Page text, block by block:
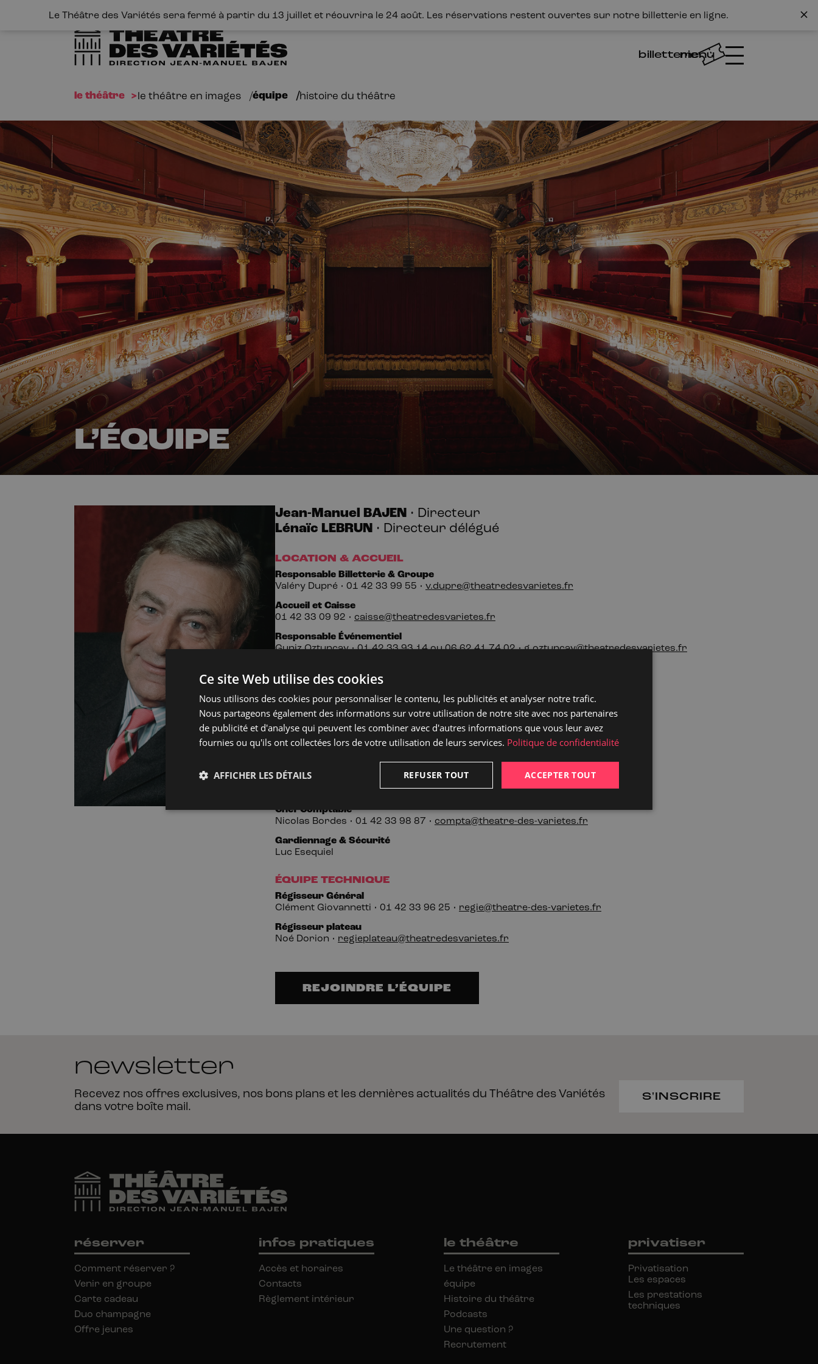
billetterie
le théâtre le théâtre en images équipe histoire du théâtre
L’ÉQUIPE
Jean-Manuel BAJEN • Directeur
Lénaïc LEBRUN • Directeur délégué
LOCATION & ACCUEIL
Responsable Billetterie & Groupe
Valéry Dupré • 01 42 33 99 55 • v.dupre@theatredesvarietes.fr
Accueil et Caisse
01 42 33 09 92 • caisse@theatredesvarietes.fr
Responsable Événementiel
Guniz Oztuncay • 01 42 33 93 14 ou 06 62 41 74 02 •g.oztuncay@theatredesvarietes.fr
PRODUCTION & COMMUNICATION
Directeur Délégué
Lénaïc Lebrun •l.lebrun@theatredesvarietes.fr
Production / Administration
Chloé Michel •production@theatre-des-varietes.fr
communication@theatredesvarietes.fr
Chef Comptable
Nicolas Bordes • 01 42 33 98 87 • compta@theatre-des-varietes.fr
Gardiennage & Sécurité
Luc Esequiel
ÉQUIPE TECHNIQUE
Régisseur Général
Clément Giovannetti • 01 42 33 96 25 • regie@theatre-des-varietes.fr
Régisseur plateau
Noé Dorion • regieplateau@theatredesvarietes.fr
REJOINDRE L’ÉQUIPE
newsletter
Recevez nos offres exclusives, nos bons plans et les dernières actualités du Théâtre desVariétés
dans votre boîte mail.
S'INSCRIRE
réserver
Comment réserver ?
Venir en groupe
Carte cadeau
Duo champagne
Offre jeunes
infos pratiques
Accès et horaires
Contacts
Règlement intérieur
le théâtre
Le théâtre en images
équipe
Histoire du théâtre
Podcasts
Une question ?
Recrutement
privatiser
Privatisation
Les espaces
Les prestations
techniques
Le Théâtre des Variétés sera fermé à partir du 13 juillet et réouvrira le 24 août. Les réservations restent ouvertes sur notre billetterie en ligne.
Ce site Web utilise des cookies
Nous utilisons des cookies pour personnaliser le contenu, les publicités et analyser notre trafic.
Nous partageons également des informations sur votre utilisation de notre site avec nos partenaires
de publicité et d'analyse qui peuvent les combiner avec d'autres informations que vous leur avez
fournies ou qu'ils ont collectées lors de votre utilisation de leurs services. Politique de confidentialité
ACCEPTER TOUT
REFUSER TOUT
AFFICHER LES DÉTAILS